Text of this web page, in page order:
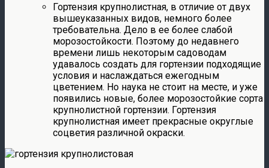
Гортензия крупнолистная, в отличие от двух
вышеуказанных видов, немного более
требовательна. Дело в ее более слабой
морозостойкости. Поэтому до недавнего
времени лишь некоторым садоводам
удавалось создать для гортензии подходящие
условия и наслаждаться ежегодным
цветением. Но наука не стоит на месте, и уже
появились новые, более морозостойкие сорта
крупнолистной гортензии. Гортензия
крупнолистная имеет прекрасные округлые
соцветия различной окраски.